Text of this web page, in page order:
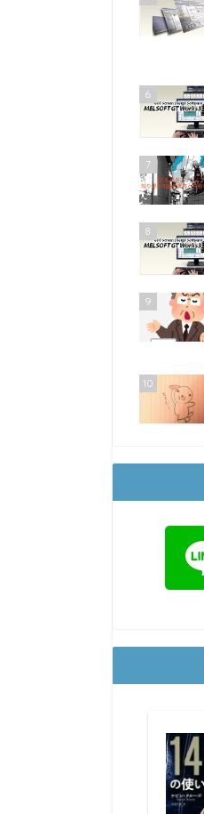
6
7
8
9
10